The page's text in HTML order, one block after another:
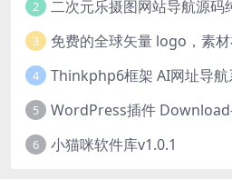
2 二次元乐摄图网站导航源
3
4 Thinkphp6框架 AI网址导航
5
6 小猫咪软件库v1.0.1